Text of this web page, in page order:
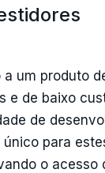
a um produto
e de baixo
de
para
o acesso